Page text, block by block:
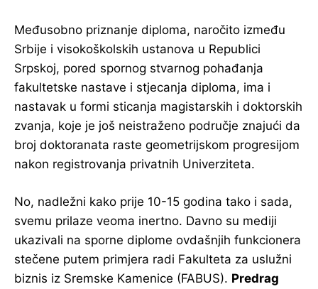
Međusobno priznanje diploma, naročito između
Srbije i visokoškolskih ustanova u Republici
Srpskoj, pored spornog stvarnog pohađanja
fakultetske nastave i stjecanja diploma, ima i
nastavak u formi sticanja magistarskih i doktorskih
zvanja, koje je još neistraženo područje znajući da
broj doktoranata raste geometrijskom progresijom
nakon registrovanja privatnih Univerziteta.
No, nadležni kako prije 10-15 godina tako i sada,
svemu prilaze veoma inertno. Davno su mediji
ukazivali na sporne diplome ovdašnjih funkcionera
stečene putem primjera radi Fakulteta za uslužni
biznis iz Sremske Kamenice (FABUS). Predrag